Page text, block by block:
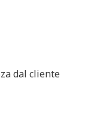
dal cliente